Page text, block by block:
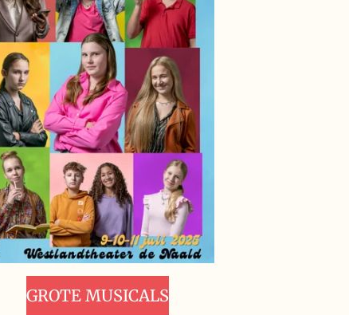
GROTE MUSICALS